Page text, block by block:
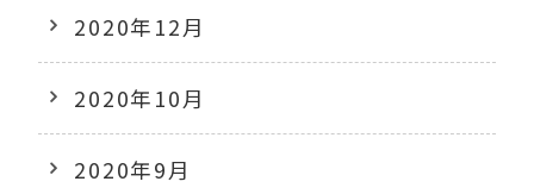
2020年12月
2020年10月
2020年9月